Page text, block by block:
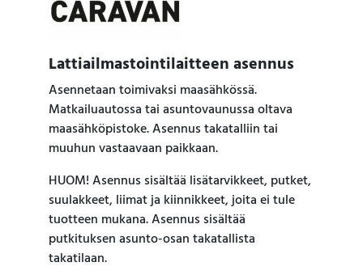
Lattiailmastointilaitteen asennus
Asennetaan toimivaksi maasähkössä.
Matkailuautossa tai asuntovaunussa oltava
maasähköpistoke. Asennus takatalliin tai
muuhun vastaavaan paikkaan.
HUOM! Asennus sisältää lisätarvikkeet, putket,
suulakkeet, liimat ja kiinnikkeet, joita ei tule
tuotteen mukana. Asennus sisältää
putkituksen asunto-osan takatallista
takatilaan.